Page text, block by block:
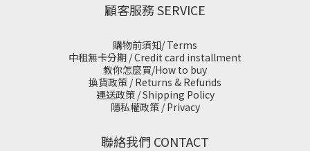
顧客服務 SERVICE
購物前須知/ Terms
中租無卡分期 / Credit card installment
教你怎麼買/How to buy
換貨政策 / Returns & Refunds
運送政策 / Shipping Policy
隱私權政策 / Privacy
聯絡我們 CONTACT